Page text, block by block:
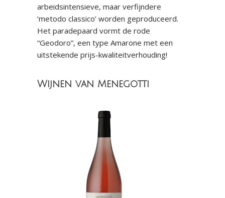
arbeidsintensieve, maar verfijndere
‘metodo classico’ worden geproduceerd.
Het paradepaard vormt de rode
“Geodoro”, een type Amarone met een
uitstekende prijs-kwaliteitverhouding!
Wijnen van Menegotti